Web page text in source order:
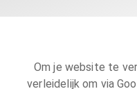
Om je website te
verleidelijk om via